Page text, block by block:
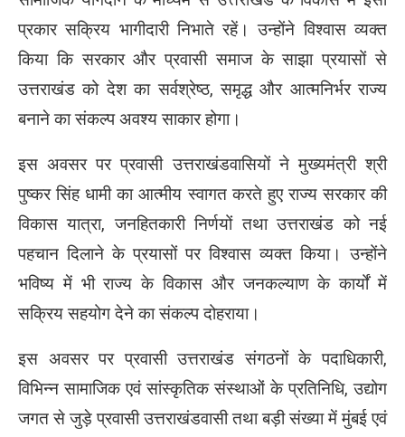
प्रकार सक्रिय भागीदारी निभाते रहें। उन्होंने विश्वास व्यक्त
किया कि सरकार और प्रवासी समाज के साझा प्रयासों से
उत्तराखंड को देश का सर्वश्रेष्ठ, समृद्ध और आत्मनिर्भर राज्य
बनाने का संकल्प अवश्य साकार होगा।
इस अवसर पर प्रवासी उत्तराखंडवासियों ने मुख्यमंत्री श्री
पुष्कर सिंह धामी का आत्मीय स्वागत करते हुए राज्य सरकार की
विकास यात्रा, जनहितकारी निर्णयों तथा उत्तराखंड को नई
पहचान दिलाने के प्रयासों पर विश्वास व्यक्त किया। उन्होंने
भविष्य में भी राज्य के विकास और जनकल्याण के कार्यों में
सक्रिय सहयोग देने का संकल्प दोहराया।
इस अवसर पर प्रवासी उत्तराखंड संगठनों के पदाधिकारी,
विभिन्न सामाजिक एवं सांस्कृतिक संस्थाओं के प्रतिनिधि, उद्योग
जगत से जुड़े प्रवासी उत्तराखंडवासी तथा बड़ी संख्या में मुंबई एवं